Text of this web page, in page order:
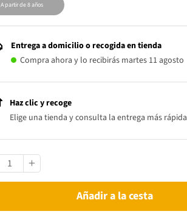
A partir de 8 años
Entrega a domicilio o recogida en tienda
Compra ahora y lo recibirás martes 11 agosto
Haz clic y recoge
Elige una tienda y consulta la entrega más rápida
Añadir a la cesta